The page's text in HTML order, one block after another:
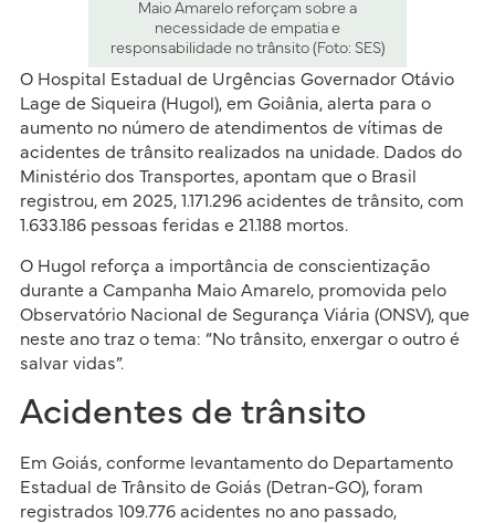
Maio Amarelo reforçam sobre a
necessidade de empatia e
responsabilidade no trânsito (Foto: SES)
O Hospital Estadual de Urgências Governador Otávio
Lage de Siqueira (Hugol), em Goiânia, alerta para o
aumento no número de atendimentos de vítimas de
acidentes de trânsito realizados na unidade. Dados do
Ministério dos Transportes, apontam que o Brasil
registrou, em 2025, 1.171.296 acidentes de trânsito, com
1.633.186 pessoas feridas e 21.188 mortos.
O Hugol reforça a importância de conscientização
durante a Campanha Maio Amarelo, promovida pelo
Observatório Nacional de Segurança Viária (ONSV), que
neste ano traz o tema: “No trânsito, enxergar o outro é
salvar vidas”.
Acidentes de trânsito
Em Goiás, conforme levantamento do Departamento
Estadual de Trânsito de Goiás (Detran-GO), foram
registrados 109.776 acidentes no ano passado,